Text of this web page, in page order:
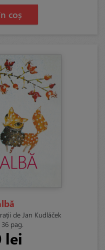
coș
de Jan Kudláček
pag.
lei